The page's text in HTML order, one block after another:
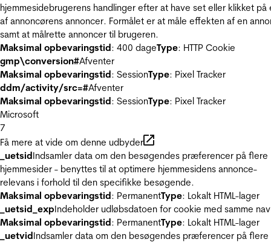
hjemmesidebrugerens handlinger efter at have set eller klikket på
af annoncørens annoncer. Formålet er at måle effekten af en
samt at målrette annoncer til brugeren.
Maksimal opbevaringstid: 400 dageType: HTTP Cookie
gmp\conversion#Afventer
Maksimal opbevaringstid: SessionType: Pixel Tracker
ddm/activity/src=#Afventer
Maksimal opbevaringstid: SessionType: Pixel Tracker
Microsoft
7
Få mere at vide om denne udbyder
_uetsidIndsamler data om den besøgendes præferencer på flere
hjemmesider - benyttes til at optimere hjemmesidens annonce-
relevans i forhold til den specifikke besøgende.
Maksimal opbevaringstid: PermanentType: Lokalt HTML-lager
_uetsid_expIndeholder udløbsdatoen for cookie med samme
Maksimal opbevaringstid: PermanentType: Lokalt HTML-lager
_uetvidIndsamler data om den besøgendes præferencer på flere